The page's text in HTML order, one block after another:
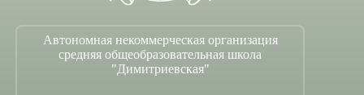
Автономная некоммерческая организация
средняя общеобразовательная школа
"Димитриевская"